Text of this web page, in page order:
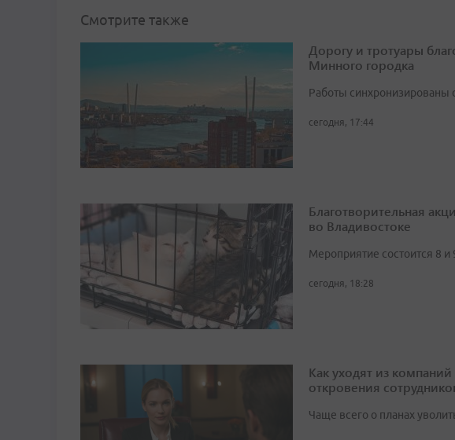
Смотрите также
Дорогу и тротуары
Минного городка
Работы синхронизированы
сегодня, 17:44
Благотворительная
во Владивостоке
Мероприятие состоится 8 и
сегодня, 18:28
Как уходят из
откровения
Чаще всего о планах